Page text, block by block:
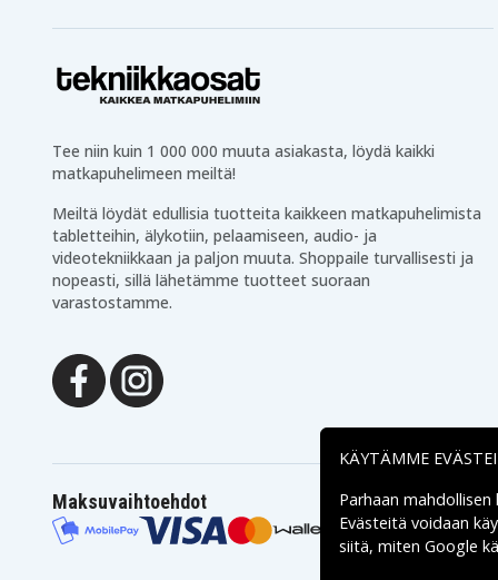
Tee niin kuin 1 000 000 muuta asiakasta, löydä kaikki
matkapuhelimeen meiltä!
Meiltä löydät edullisia tuotteita kaikkeen matkapuhelimista
tabletteihin, älykotiin, pelaamiseen, audio- ja
videotekniikkaan ja paljon muuta. Shoppaile turvallisesti ja
nopeasti, sillä lähetämme tuotteet suoraan
varastostamme.
Maksuvaihtoehdot
KÄYTÄMME
Parhaan
Evästeitä voidaan
siitä, miten Google